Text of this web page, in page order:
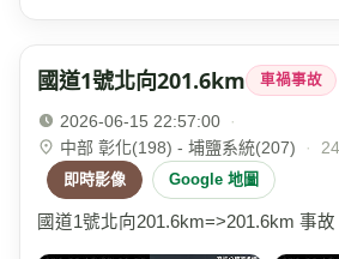
國道1號北向201.6km 車禍事故
2026-06-15 22:57:00
·
中部 彰化(198) - 埔鹽系統(207)
·
即時影像 Google 地圖
國道1號北向201.6km=>201.6km 事故